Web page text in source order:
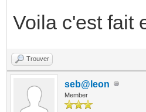
Voila c'est fait
Trouver
seb@leon
Member